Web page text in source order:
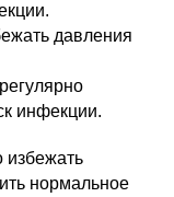
давления
инфекции.
нормальное